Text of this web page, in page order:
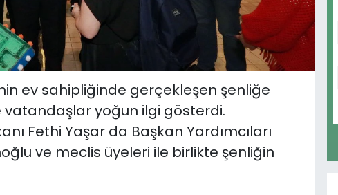
ev sahipliğinde gerçekleşen şenliğe
yoğun ilgi gösterdi.
Fethi Yaşar da Başkan Yardımcıları
ve meclis üyeleri ile birlikte şenliğin